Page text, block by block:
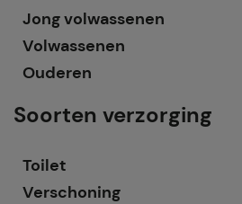
Jong volwassenen
Volwassenen
Ouderen
Soorten verzorging
Toilet
Verschoning